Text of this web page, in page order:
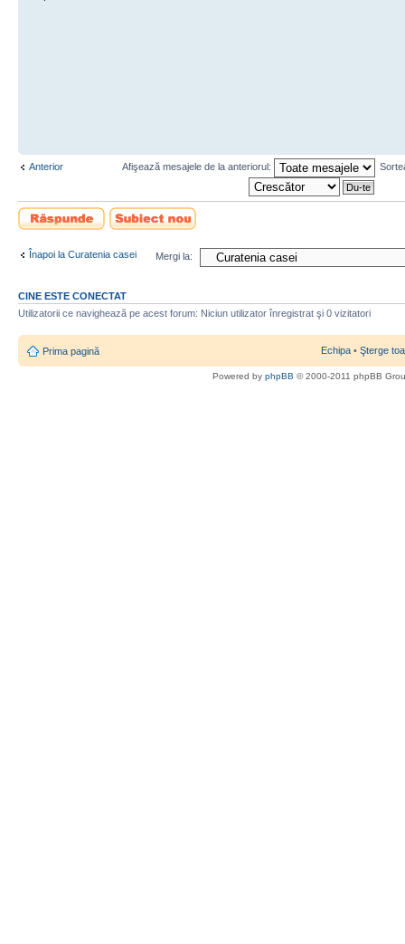
Anterior Afişează mesajele de la anteriorul:
Scrie un răspuns
Scrie un subiect
nou
Înapoi la Curatenia casei Mergi la:
CINE ESTE CONECTAT
Utilizatorii ce navighează pe acest forum: Niciun utilizator înregistrat şi 0 vizitatori
Prima pagină Echipa • Şterge
Powered by phpBB © 2000-2011 phpBB